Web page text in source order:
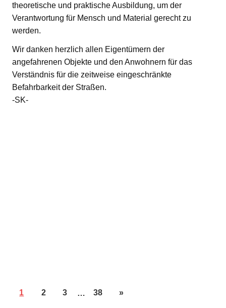
theoretische und praktische Ausbildung, um der
Verantwortung für Mensch und Material gerecht zu
werden.
Wir danken herzlich allen Eigentümern der
angefahrenen Objekte und den Anwohnern für das
Verständnis für die zeitweise eingeschränkte
Befahrbarkeit der Straßen.
-SK-
1 2 3 … 38 »